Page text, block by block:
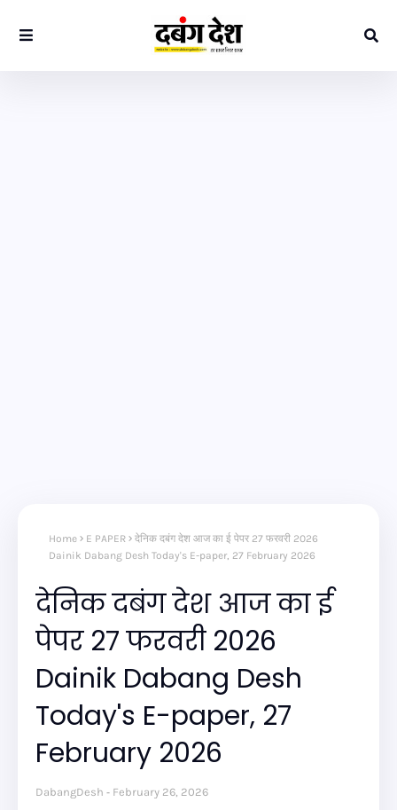
Home E PAPER
देनिक दबंग देश आज का ई पेपर 27 फरवरी 2026
Dainik Dabang Desh Today's E-paper, 27 February 2026
देनिक दबंग देश आज का ई
पेपर 27 फरवरी 2026
Dainik Dabang Desh
Today's E-paper, 27
February 2026
DabangDesh February 26, 2026